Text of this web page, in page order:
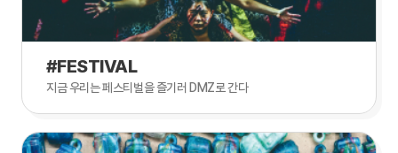
#FESTIVAL
지금 우리는 페스티벌을 즐기러 DMZ로 간다